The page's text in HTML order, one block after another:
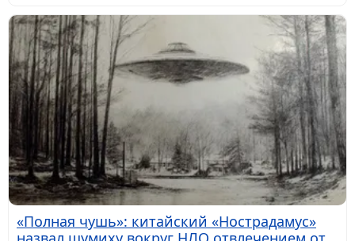
«Полная чушь»: китайский «Нострадамус»